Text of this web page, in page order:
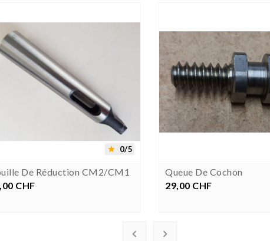
 0/5
De Réduction CM2/CM1
Prix
CHF
Queue De Cochon
Prix
29,00 CHF
 
 